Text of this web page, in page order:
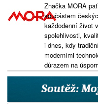
Značka MORA
součástem
každodenní život
spolehlivosti,
i dnes, kdy
moderními
důrazem na